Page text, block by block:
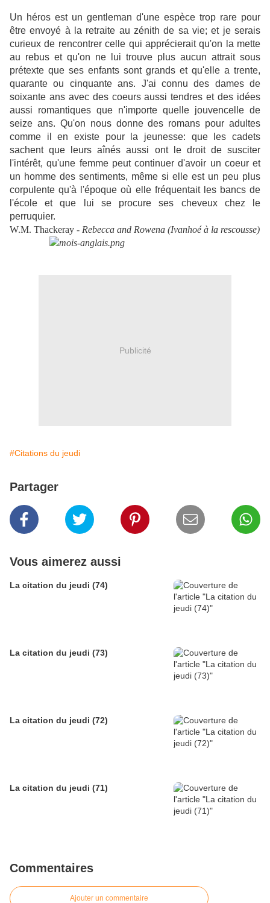
Un héros est un gentleman d'une espèce trop rare pour
être envoyé à la retraite au zénith de sa vie; et je serais
curieux de rencontrer celle qui apprécierait qu'on la mette
au rebus et qu'on ne lui trouve plus aucun attrait sous
prétexte que ses enfants sont grands et qu'elle a trente,
quarante ou cinquante ans. J'ai connu des dames de
soixante ans avec des coeurs aussi tendres et des idées
aussi romantiques que n'importe quelle jouvencelle de
seize ans. Qu'on nous donne des romans pour adultes
comme il en existe pour la jeunesse: que les cadets
sachent que leurs aînés aussi ont le droit de susciter
l'intérêt, qu'une femme peut continuer d'avoir un coeur et
un homme des sentiments, même si elle est un peu plus
corpulente qu'à l'époque où elle fréquentait les bancs de
l'école et que lui se procure ses cheveux chez le
perruquier.
W.M. Thackeray - Rebecca and Rowena (Ivanhoé à la rescousse)
Publicité
#Citations du jeudi
Partager
Vous aimerez aussi
La citation du jeudi (74)
La citation du jeudi (73)
La citation du jeudi (72)
La citation du jeudi (71)
Commentaires
Ajouter un commentaire